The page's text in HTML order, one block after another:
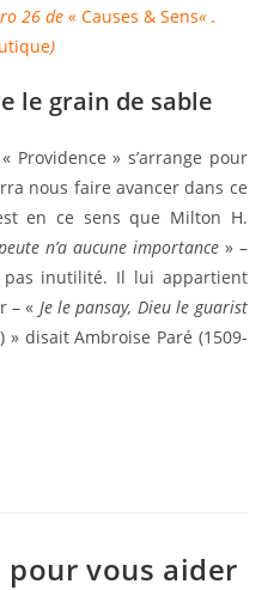
26 de «Causes & Sens« .
)
le grain de sable
Providence » s’arrange pour
nous faire avancer dans ce
en ce sens que Milton H.
n’a aucune importance» –
inutilité. Il lui appartient
– « Je le pansay, Dieu le guarist
disait Ambroise Paré (1509-
pour vous aider